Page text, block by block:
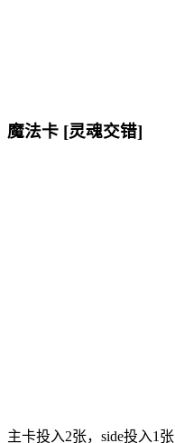
魔法卡 [灵魂交错]
主卡投入2张，side投入1张